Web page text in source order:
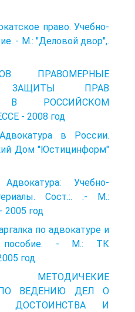
право. Учебно-
- М.: "Деловой двор",.
ПРАВОМЕРНЫЕ
ЗАЩИТЫ ПРАВ
В РОССИЙСКОМ
- 2008 год
в России.
Дом "Юстицинформ"
Учебно-
Сост.:. :- М.:
год
по адвокатуре и
пособие. - М.: ТК
год
МЕТОДИЧЕКИЕ
ВЕДЕНИЮ ДЕЛ О
ДОСТОИНСТВА И